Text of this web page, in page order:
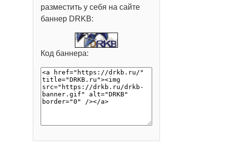
разместить у себя на сайте
баннер DRKB:
Код баннера: